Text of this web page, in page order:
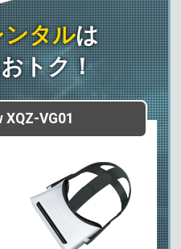
ンタルは
おトク！
VG01